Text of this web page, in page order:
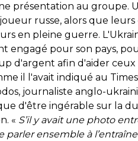
présentation au groupe.
russe, alors que leurs
en pleine guerre.
engagé pour son pays,
d'argent afin d'aider
il l'avait indiqué au
journaliste anglo-
d'être ingérable sur la
« S’il y avait une photo
parler ensemble à